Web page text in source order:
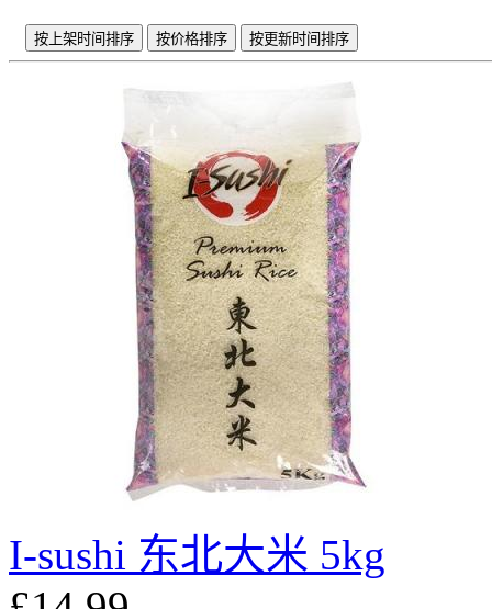
按上架时间排序 按价格排序 按更新时间排序
I-sushi 东北大米 5kg